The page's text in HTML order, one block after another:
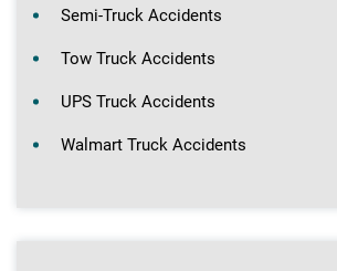
Semi-Truck Accidents
Tow Truck Accidents
UPS Truck Accidents
Walmart Truck Accidents